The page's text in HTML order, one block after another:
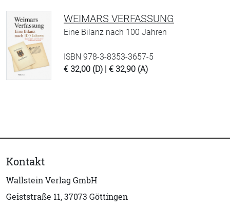
WEIMARS VERFASSUNG
Eine Bilanz nach 100 Jahren
ISBN 978-3-8353-3657-5
€ 32,00 (D) | € 32,90 (A)
Kontakt
Wallstein Verlag GmbH
Geiststraße 11, 37073 Göttingen